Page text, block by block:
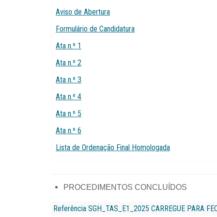
Aviso de Abertura
Formulário de Candidatura
Ata n.º 1
Ata n.º 2
Ata n.º 3
Ata n.º 4
Ata n.º 5
Ata n.º 6
Lista de Ordenação Final Homologada
PROCEDIMENTOS CONCLUÍDOS
Referência SGH_TAS_E1_2025 CARREGUE PARA